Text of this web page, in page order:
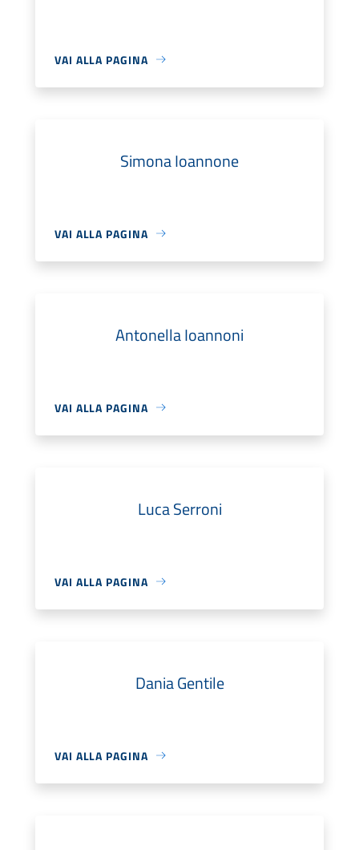
VAI ALLA PAGINA
Simona Ioannone
VAI ALLA PAGINA
Antonella Ioannoni
VAI ALLA PAGINA
Luca Serroni
VAI ALLA PAGINA
Dania Gentile
VAI ALLA PAGINA